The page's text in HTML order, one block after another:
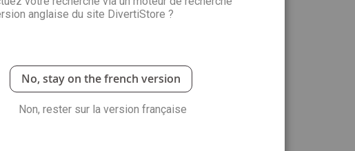
Quantité :
anglaise du site DivertiStore ?
No, stay on the french version
Non, rester sur la version française